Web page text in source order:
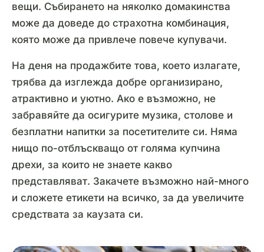
вещи. Събирането на няколко домакинства
може да доведе до страхотна комбинация,
която може да привлече повече купувачи.
На деня на продажбите това, което излагате,
трябва да изглежда добре организирано,
атрактивно и уютно. Ако е възможно, не
забравяйте да осигурите музика, столове и
безплатни напитки за посетителите си. Няма
нищо по-отблъскващо от голяма купчина
дрехи, за които не знаете какво
представляват. Закачете възможно най-много
и сложете етикети на всичко, за да увеличите
средствата за каузата си.